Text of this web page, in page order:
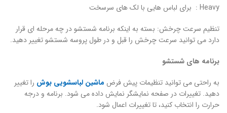
Heavy : برای لباس هایی با لک های سرسخت
تنظیم سرعت چرخش: بسته به اینکه برنامه شستشو در چه مرحله ای قرار
دارد می توانید سرعت چرخش را قبل و در طول پروسه شستشو تغییر دهید.
برنامه های شستشو
به راحتی می توانید تنظیمات پیش فرض ماشین لباسشویی بوش را تغییر
دهید. تغییرات در صفحه نمایشگر نمایش داده می شود. برنامه و درجه
حرارت را انتخاب کنید، تا تغییرات اعمال شود.